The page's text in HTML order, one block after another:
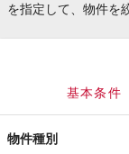
を指定して、物件を
基本条件
物件種別